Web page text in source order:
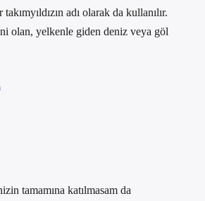
adı olarak da kullanılır.
olan, yelkenle giden deniz veya göl
tamamına katılmasam da